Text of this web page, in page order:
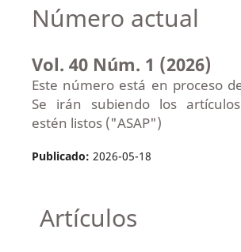
Número actual
Vol. 40 Núm. 1 (2026)
Este número está en proceso
Se irán subiendo los
estén listos ("ASAP")
Publicado: 2026-05-18
Artículos